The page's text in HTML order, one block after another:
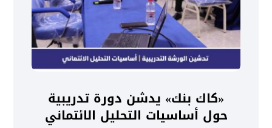
«كاك بنك» يدشن دورة تدريبية
حول أساسيات التحليل الائتماني